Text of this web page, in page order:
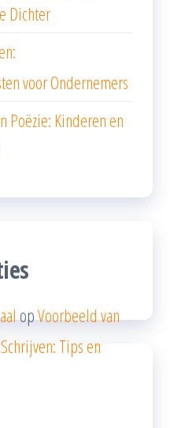
Dichter
voor Ondernemers
Poëzie: Kinderen en
opVoorbeeld van
Tips en